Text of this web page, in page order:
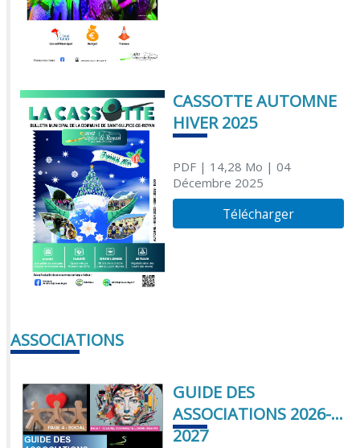
CASSOTTE AUTOMNE
HIVER 2025
PDF| 14,28 Mo | 04
Décembre 2025
Télécharger
ASSOCIATIONS
GUIDE DES
ASSOCIATIONS 2026-
2027